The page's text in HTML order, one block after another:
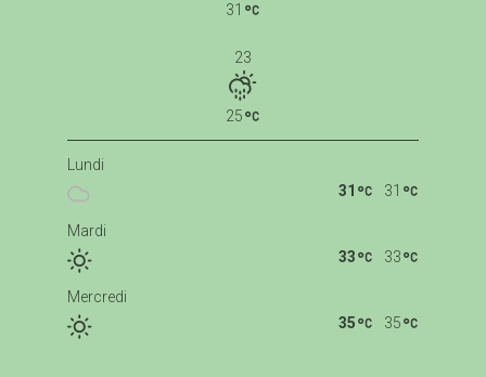
31
23
25
Lundi
31
31
Mardi
33
33
Mercredi
35
35